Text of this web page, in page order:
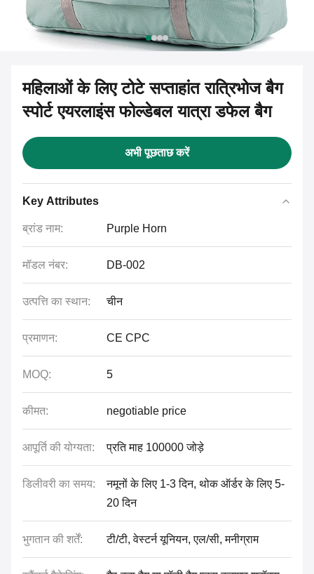
महिलाओं के लिए टोटे सप्ताहांत रात्रिभोज बैग
स्पोर्ट एयरलाइंस फोल्डेबल यात्रा डफेल बैग
अभी पूछताछ करें
Key Attributes
ब्रांड नाम: Purple Horn
मॉडल नंबर: DB-002
उत्पत्ति का स्थान: चीन
प्रमाणन: CE CPC
MOQ: 5
कीमत: negotiable price
आपूर्ति की योग्यता: प्रति माह 100000 जोड़े
डिलीवरी का समय:
नमूनों के लिए 1-3 दिन, थोक ऑर्डर के लिए 5-
20 दिन
भुगतान की शर्तें: टी/टी, वेस्टर्न यूनियन, एल/सी, मनीग्राम